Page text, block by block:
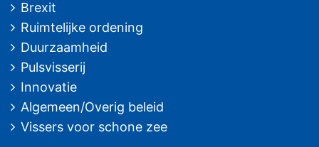
Brexit
Ruimtelijke ordening
Duurzaamheid
Pulsvisserij
Innovatie
Algemeen/Overig beleid
Vissers voor schone zee